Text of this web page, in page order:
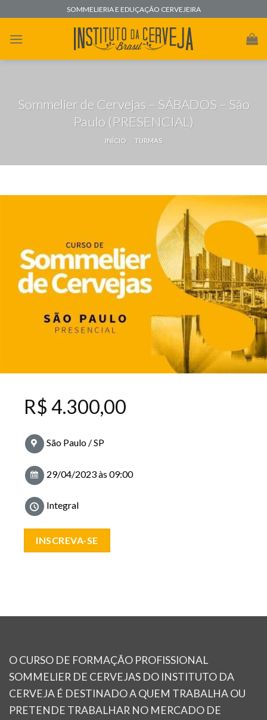
to
content
SOMMELIERIA E EDUÇAÇÃO CERVEJEIRA
Sommelier de Cervejas – SÁBADOS – São
Paulo (PRESENCIAL)
INÍCIO TURMAS
R$ 4.300,00
São Paulo / SP
29/04/2023 às 09:00
Integral
INSCREVA-SE
O CURSO DE FORMAÇÃO PROFISSIONAL
SOMMELIER DE CERVEJAS DO INSTITUTO DA
CERVEJA É DESTINADO A QUEM TRABALHA OU
PRETENDE TRABALHAR NO MERCADO DE